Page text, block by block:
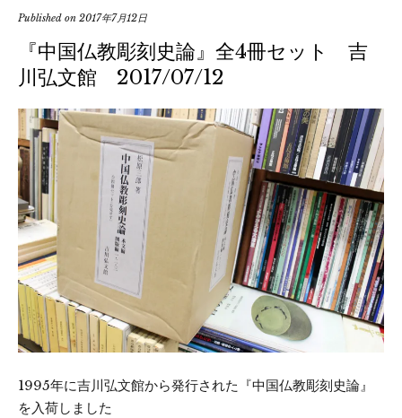
Published on 2017年7月12日
『中国仏教彫刻史論』全4冊セット 吉
川弘文館 2017/07/12
1995年に吉川弘文館から発行された『中国仏教彫刻史論』
を入荷しました